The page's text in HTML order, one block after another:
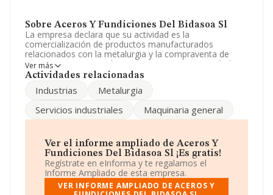
Sobre Aceros Y Fundiciones Del Bidasoa Sl
La empresa declara que su actividad es la
comercialización de productos manufacturados
relacionados con la metalurgia y la compraventa de
maquinaria en general. La empresa es una Sociedad
Limitada. Su actividad CNAE es 'Intermediarios del
embarcaciones y aeronaves' con código 4614. La
No ha habido variación en cuanto al número de
la información a disposición de INFORMA, ha contado
con un número de empleados inferior a la media de
sector.
Acerca de la información disponible en INFORMA sobre
los distintos rankings: frente al año 2023, la compañía
Ver más
Actividades relacionadas
Industrias
Metalurgia
Servicios industriales
Maquinaria general
Ver el informe ampliado de Aceros Y
Fundiciones Del Bidasoa Sl ¡Es gratis!
Regístrate en eInforma y te regalamos el
Informe Ampliado de esta empresa.
VER INFORME AMPLIADO DE ACEROS Y